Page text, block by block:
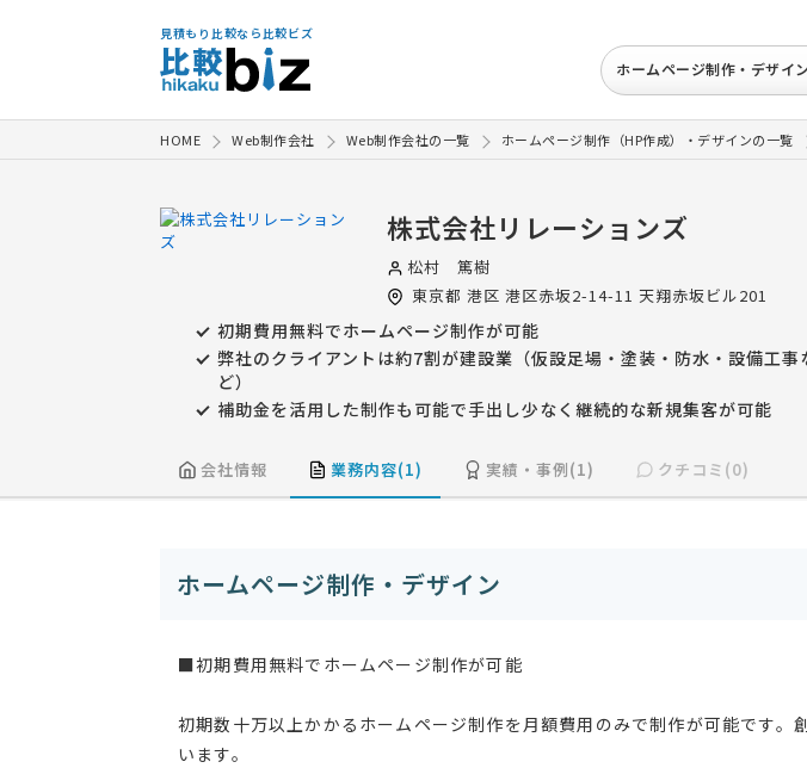
見積もり比較なら比較ビズ
ホームページ制作・デザイン
HOME Web制作会社 Web制作会社の一覧 ホームページ制作（HP作成）・デザインの一覧
株式会社リレーションズ
松村 篤樹
東京都 港区 港区赤坂2-14-11 天翔赤坂ビル201
初期費用無料でホームページ制作が可能
弊社のクライアントは約7割が建設業（仮設足場・塗装・防水・設備工事
ど）
補助金を活用した制作も可能で手出し少なく継続的な新規集客が可能
会社情報 業務内容(1) 実績・事例(1) クチコミ(0)
ホームページ制作・デザイン
■初期費用無料でホームページ制作が可能
初期数十万以上かかるホームページ制作を月額費用のみで制作が可能です。
います。